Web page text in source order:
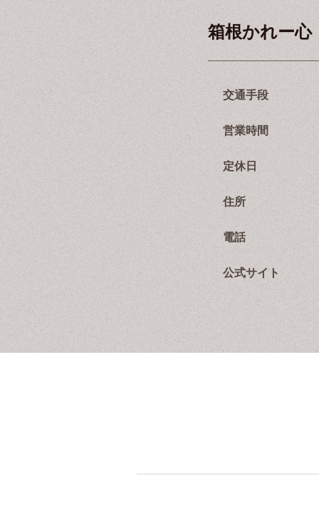
箱根かれー心
交通手段
営業時間
定休日
住所
電話
公式サイト